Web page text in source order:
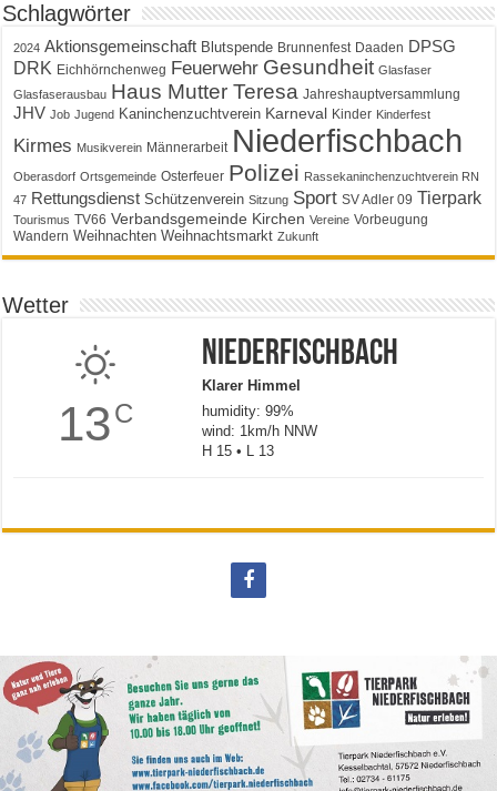
Schlagwörter
2024 Aktionsgemeinschaft Blutspende Brunnenfest Daaden DPSG
DRK Eichhörnchenweg Feuerwehr Gesundheit Glasfaser
Glasfaserausbau Haus Mutter Teresa Jahreshauptversammlung
JHV Job Jugend Kaninchenzuchtverein Karneval Kinder Kinderfest
Kirmes Musikverein Männerarbeit Niederfischbach
Oberasdorf Ortsgemeinde Osterfeuer Polizei Rassekaninchenzuchtverein RN
47 Rettungsdienst Schützenverein Sitzung Sport SV Adler 09 Tierpark
Tourismus TV66 Verbandsgemeinde Kirchen Vereine Vorbeugung
Wandern Weihnachten Weihnachtsmarkt Zukunft
Wetter
13C
Niederfischbach
Klarer Himmel
humidity: 99%
wind: 1km/h NNW
H 15 • L 13